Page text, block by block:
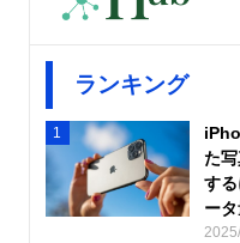
ランキング
1
た
す
ー